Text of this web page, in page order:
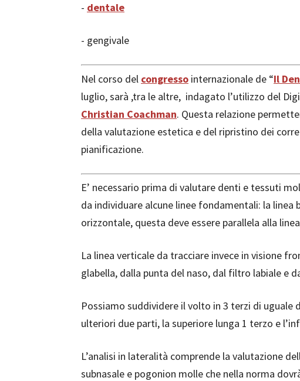
- dentale
- gengivale
Nel corso del congresso internazionale de “Il
luglio, sarà ,tra le altre, indagato l’utilizzo del
Christian Coachman. Questa relazione
della valutazione estetica e del ripristino dei
pianificazione.
E’ necessario prima di valutare denti e tessuti
da individuare alcune linee fondamentali: la
orizzontale, questa deve essere parallela alla
La linea verticale da tracciare invece in visione
glabella, dalla punta del naso, dal filtro labiale e
Possiamo suddividere il volto in 3 terzi di uguale
ulteriori due parti, la superiore lunga 1 terzo e
L’analisi in lateralità comprende la valutazione
subnasale e pogonion molle che nella norma